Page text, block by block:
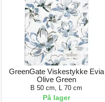
GreenGate Viskestykke Evia
Olive Green
B 50 cm, L 70 cm
På lager